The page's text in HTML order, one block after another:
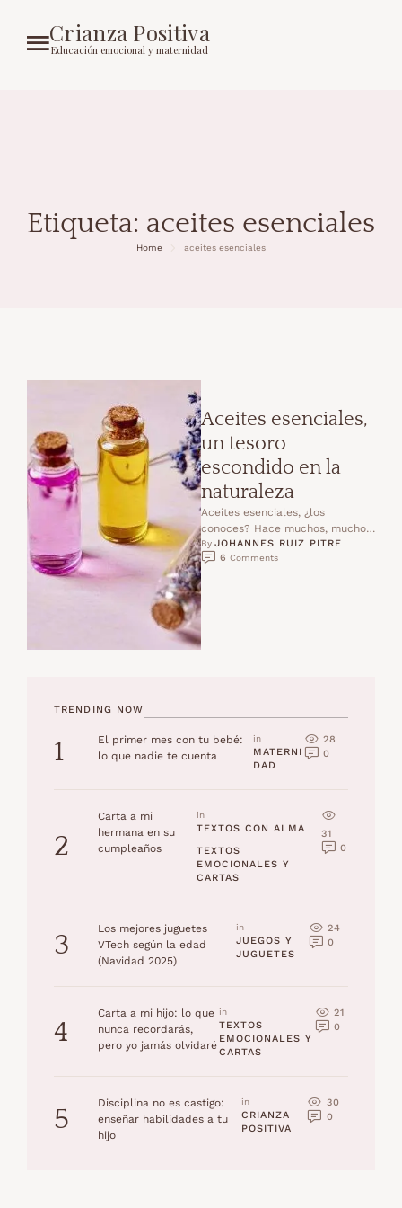
Crianza Positiva
Educación emocional y maternidad
Etiqueta: aceites esenciales
Home aceites esenciales
Aceites esenciales,
un tesoro
escondido en la
naturaleza
Aceites esenciales, ¿los
conoces? Hace muchos, muchos
años, las personas solo
utilizaban lo que la naturaleza
By JOHANNES RUIZ PITRE
6 Comments
TRENDING NOW
1
El primer mes con tu bebé:
lo que nadie te cuenta
in
MATERNI
DAD
28
0
2
Carta a mi
hermana en su
cumpleaños
in
TEXTOS CON ALMA
TEXTOS
EMOCIONALES Y
CARTAS
31
0
3
Los mejores juguetes
VTech según la edad
(Navidad 2025)
in
JUEGOS Y
JUGUETES
24
0
4
Carta a mi hijo: lo que
nunca recordarás,
pero yo jamás olvidaré
in
TEXTOS
EMOCIONALES Y
CARTAS
21
0
5
Disciplina no es castigo:
enseñar habilidades a tu
hijo
in
CRIANZA
POSITIVA
30
0